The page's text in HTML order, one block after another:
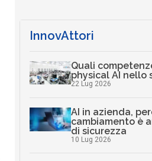
InnovAttori
Quali
physical AI nello
22 Lug 2026
AI in azienda,
cambiamento è
di sicurezza
10 Lug 2026